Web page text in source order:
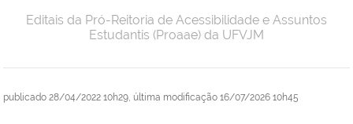
publicado 28/04/2022 10h29, última modificação 16/07/2026 10h45
Editais da Pró-Reitoria de Acessibilidade e Assuntos
Estudantis (Proaae) da UFVJM